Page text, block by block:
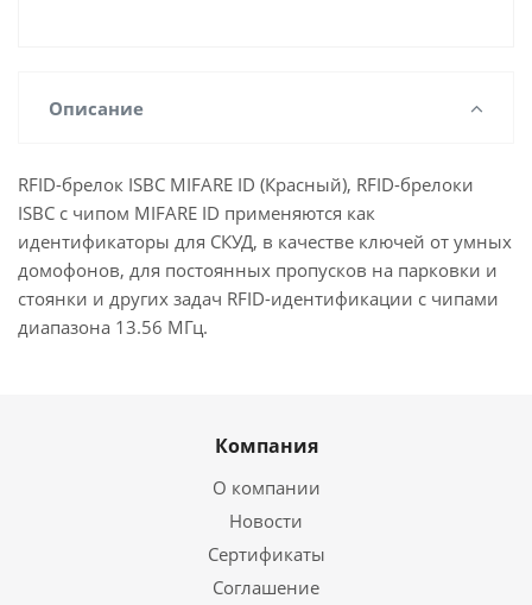
Описание
RFID-брелок ISBC MIFARE ID (Красный), RFID-брелоки
ISBC с чипом MIFARE ID применяются как
идентификаторы для СКУД, в качестве ключей от умных
домофонов, для постоянных пропусков на парковки и
стоянки и других задач RFID-идентификации с чипами
диапазона 13.56 МГц.
Компания
О компании
Новости
Сертификаты
Соглашение